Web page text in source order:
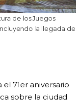
de los Juegos
la llegada de
71er aniversario
sobre la ciudad.